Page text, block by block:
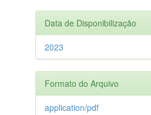
Data de Disponibilização
2023
Formato do Arquivo
application/pdf